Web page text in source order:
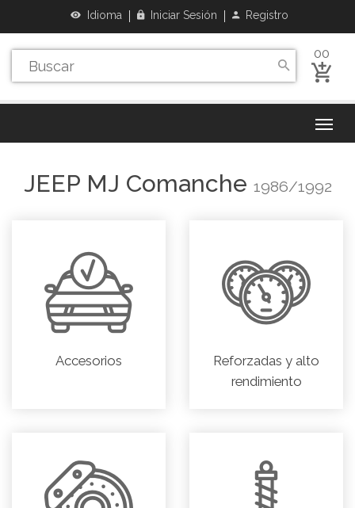
Idioma Iniciar Sesión Registro
00
JEEPMJ Comanche 1986/1992
Accesorios
Reforzadas y alto
rendimiento